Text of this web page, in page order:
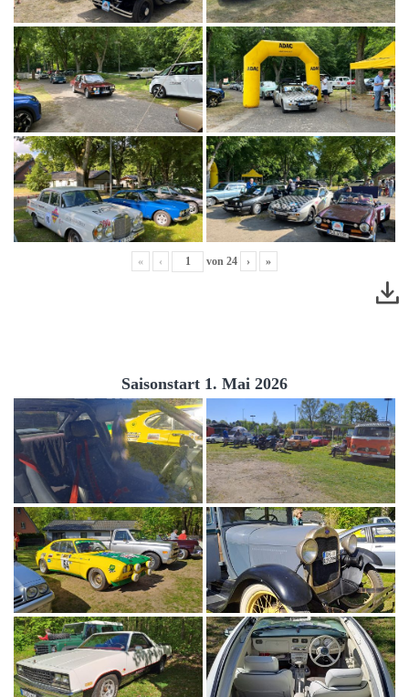
« ‹ von 24 › »
Saisonstart 1. Mai 2026